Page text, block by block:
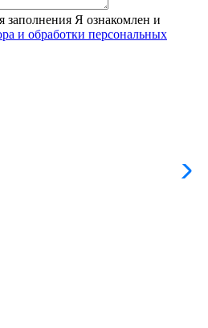
заполнения Я ознакомлен и
и обработки персональных